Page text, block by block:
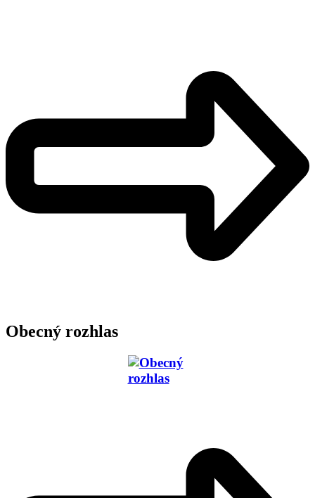
Obecný rozhlas